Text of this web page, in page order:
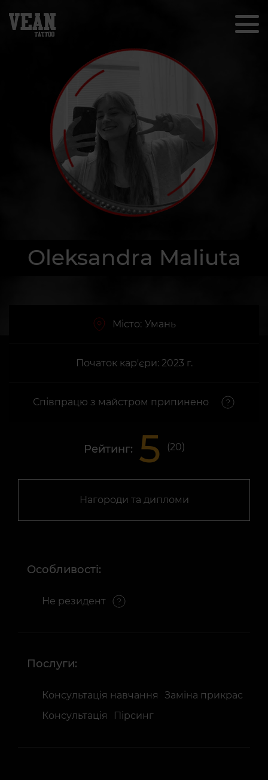
Oleksandra Maliuta
Місто: Умань
Початок кар'єри: 2023 г.
Співпрацю з майстром припинено
Рейтинг: 5 (20)
Нагороди та дипломи
Особливості:
Не резидент
Послуги:
Консультація навчання
Заміна прикрас
Консультація
Пірсинг